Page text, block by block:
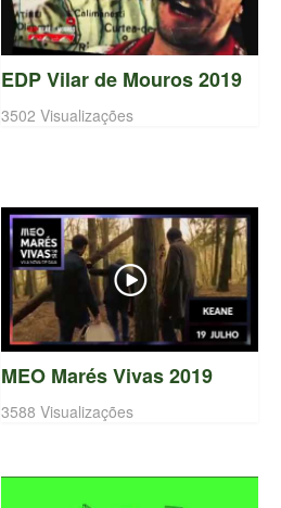
EDP Vilar de Mouros 2019
3502 Visualizações
MEO Marés Vivas 2019
3588 Visualizações